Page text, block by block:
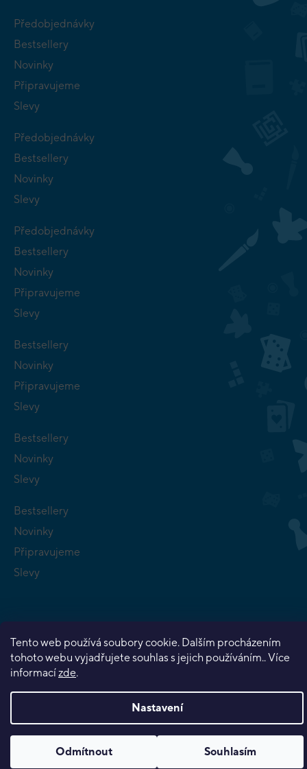
Tento web používá soubory cookie. Dalším procházením
tohoto webu vyjadřujete souhlas s jejich používáním.. Více
informacízde.
Nastavení
Odmítnout Souhlasím
Předobjednávky
Bestsellery
Novinky
Připravujeme
Slevy
Předobjednávky
Bestsellery
Novinky
Slevy
Předobjednávky
Bestsellery
Novinky
Připravujeme
Slevy
Bestsellery
Novinky
Připravujeme
Slevy
Bestsellery
Novinky
Slevy
Bestsellery
Novinky
Připravujeme
Slevy
Vytvořil Shoptet Premium
Copyright 2026Planeta her. Všechna práva vyhrazena.